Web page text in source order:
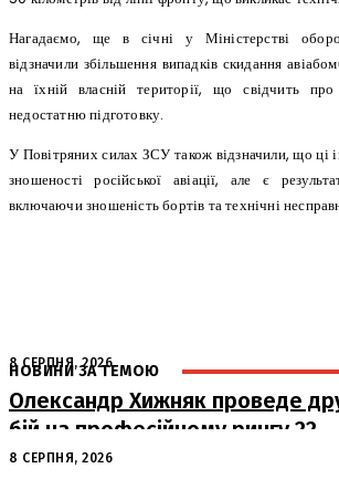
Нагадаємо, ще в січні у Міністерстві
відзначили збільшення випадків скидання
на їхній власній території, що свідчить
недостатню підготовку.
У Повітряних силах ЗСУ також відзначили, що ці
зношеності російської авіації, але є
включаючи зношеність бортів та технічні
НОВИНИ ЗА ТЕМОЮ
8 СЕРПНЯ, 2026
Олександр Хижняк проведе
бій на професійному рингу 22
серпня у Львові
8 СЕРПНЯ, 2026